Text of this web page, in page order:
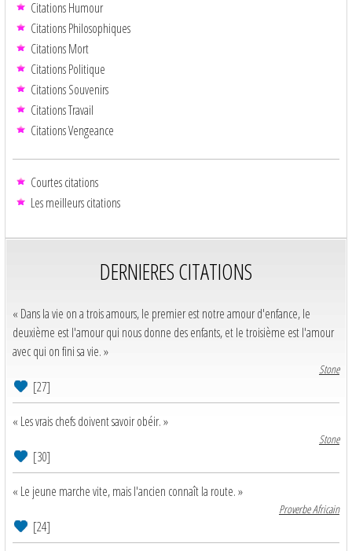
Citations Humour
Citations Philosophiques
Citations Mort
Citations Politique
Citations Souvenirs
Citations Travail
Citations Vengeance
Courtes citations
Les meilleurs citations
DERNIERES CITATIONS
« Dans la vie on a trois amours, le premier est notre amour d'enfance, le
deuxième est l'amour qui nous donne des enfants, et le troisième est l'amour
avec qui on fini sa vie. »
Stone
[27]
« Les vrais chefs doivent savoir obéir. »
Stone
[30]
« Le jeune marche vite, mais l'ancien connaît la route. »
Proverbe Africain
[24]